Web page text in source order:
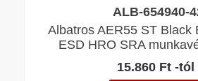
ALB-654940-
Albatros AER55 ST Black
ESD HRO SRA
15.860 Ft -tól